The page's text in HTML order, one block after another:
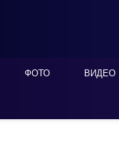
ФОТО ВИДЕО